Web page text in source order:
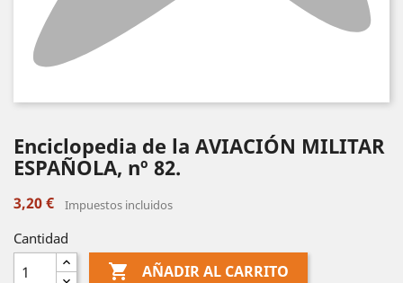
Enciclopedia de la AVIACIÓN MILITAR
ESPAÑOLA, nº 82.
3,20 € Impuestos incluidos
Cantidad
 AÑADIR AL CARRITO